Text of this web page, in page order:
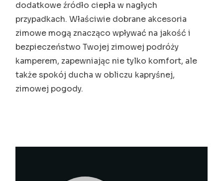
dodatkowe źródło ciepła w nagłych
przypadkach. Właściwie dobrane akcesoria
zimowe mogą znacząco wpływać na jakość i
bezpieczeństwo Twojej zimowej podróży
kamperem, zapewniając nie tylko komfort, ale
także spokój ducha w obliczu kapryśnej,
zimowej pogody.